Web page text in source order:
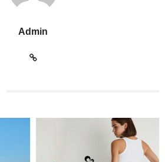
Admin